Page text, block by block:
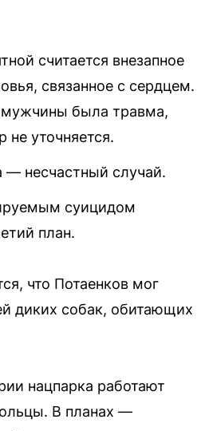
считается внезапное
связанное с сердцем.
мужчины была травма,
не уточняется.
— несчастный случай.
суицидом
план.
что Потаенков мог
диких собак, обитающих
нацпарка работают
В планах —